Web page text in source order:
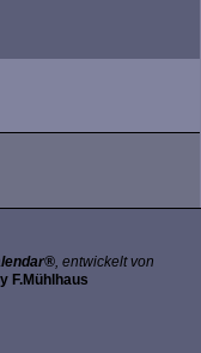
, entwickelt von